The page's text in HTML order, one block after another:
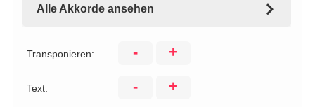
Alle Akkorde ansehen
Transponieren: - +
Text: - +